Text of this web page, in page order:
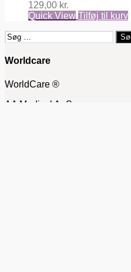
129,00 kr.
Quick View Tilføj til kurv
Søg
efter:
Worldcare
WorldCare ®
AA Medical ApS